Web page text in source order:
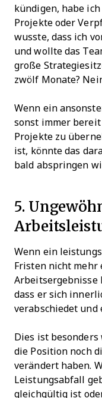
kündigen, habe
Projekte oder
wusste, dass ich
und wollte das
große
zwölf Monate?
Wenn ein
sonst immer
Projekte zu
ist, könnte das
bald abspringen
5.
Wenn ein
Fristen nicht mehr
Arbeitsergebnisse
dass er sich
verabschiedet und
Dies ist
die Position noch
verändert haben.
Leistungsabfall
gleichgültig ist